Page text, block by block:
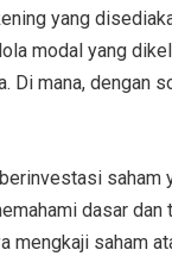
yang
modal yang
Di mana, dengan
saham
dasar
mengkaji saham